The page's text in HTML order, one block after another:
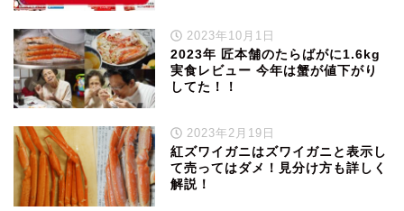
2023年10月1日
2023年 匠本舗のたらばがに1.6kg
実食レビュー 今年は蟹が値下がり
してた！！
2023年2月19日
紅ズワイガニはズワイガニと表示し
て売ってはダメ！見分け方も詳しく
解説！